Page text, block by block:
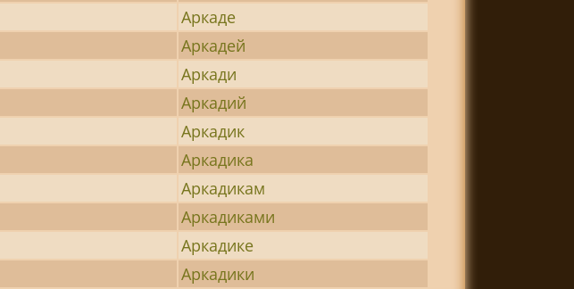
Аркаде
Аркадей
Аркади
Аркадий
Аркадик
Аркадика
Аркадикам
Аркадиками
Аркадике
Аркадики